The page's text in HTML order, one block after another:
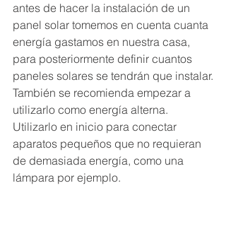
antes de hacer la instalación de un
panel solar tomemos en cuenta cuanta
energía gastamos en nuestra casa,
para posteriormente definir cuantos
paneles solares se tendrán que instalar.
También se recomienda empezar a
utilizarlo como energía alterna.
Utilizarlo en inicio para conectar
aparatos pequeños que no requieran
de demasiada energía, como una
lámpara por ejemplo.